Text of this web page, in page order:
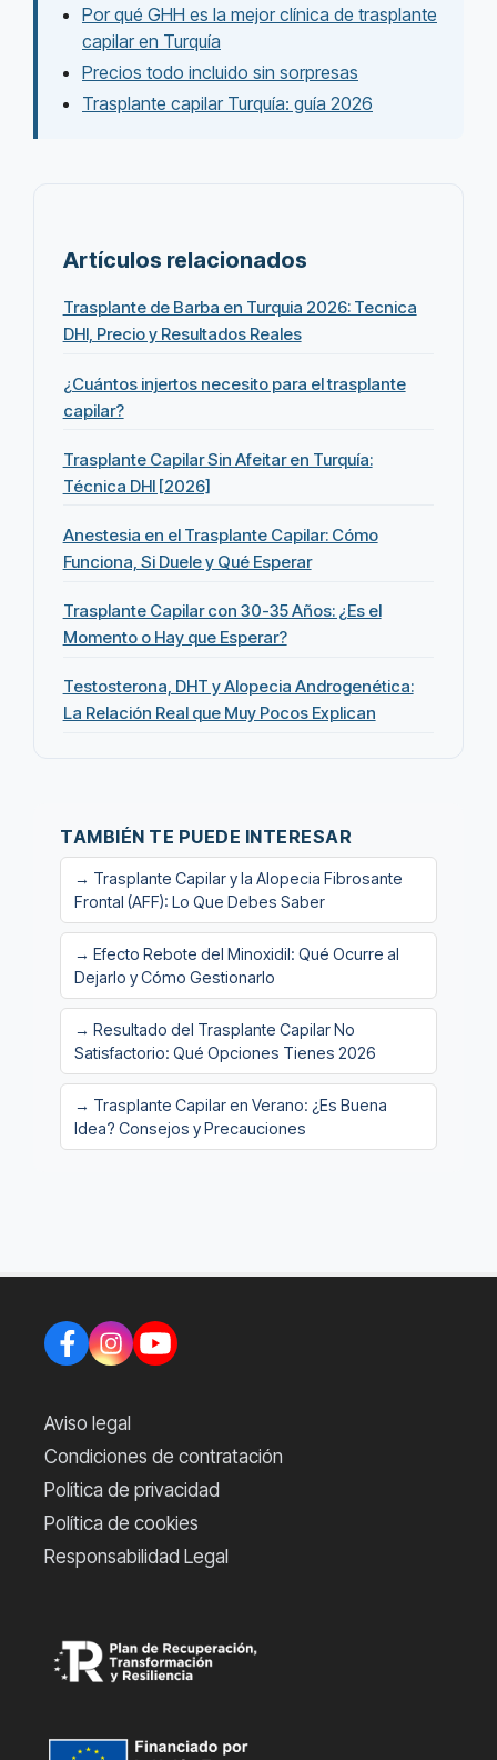
Por qué GHH es la mejor clínica de trasplante
capilar en Turquía
Precios todo incluido sin sorpresas
Trasplante capilar Turquía: guía 2026
Artículos relacionados
Trasplante de Barba en Turquia 2026: Tecnica
DHI, Precio y Resultados Reales
¿Cuántos injertos necesito para el trasplante
capilar?
Trasplante Capilar Sin Afeitar en Turquía:
Técnica DHI [2026]
Anestesia en el Trasplante Capilar: Cómo
Funciona, Si Duele y Qué Esperar
Trasplante Capilar con 30-35 Años: ¿Es el
Momento o Hay que Esperar?
Testosterona, DHT y Alopecia Androgenética:
La Relación Real que Muy Pocos Explican
TAMBIÉN TE PUEDE INTERESAR
→ Trasplante Capilar y la Alopecia Fibrosante
Frontal (AFF): Lo Que Debes Saber
→ Efecto Rebote del Minoxidil: Qué Ocurre al
Dejarlo y Cómo Gestionarlo
→ Resultado del Trasplante Capilar No
Satisfactorio: Qué Opciones Tienes 2026
→ Trasplante Capilar en Verano: ¿Es Buena
Idea? Consejos y Precauciones
Aviso legal
Condiciones de contratación
Política de privacidad
Política de cookies
Responsabilidad Legal